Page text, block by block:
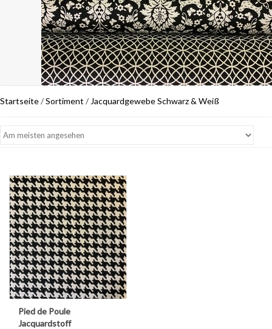
Startseite/Sortiment /Jacquardgewebe Schwarz & Weiß
Pied de Poule
Jacquardstoff